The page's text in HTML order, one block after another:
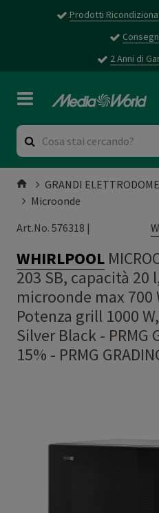
Prodotti
2 Anni di
GRANDI
Microonde
Art.No. 576318 |
WHIRLPOOL
203 SB, capacità 20
microonde max 700
Potenza grill 1000
Silver Black - PRMG
15% - PRMG